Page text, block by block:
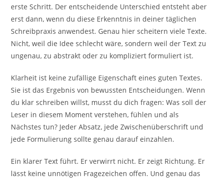
erste Schritt. Der entscheidende Unterschied entsteht aber
erst dann, wenn du diese Erkenntnis in deiner täglichen
Schreibpraxis anwendest. Genau hier scheitern viele Texte.
Nicht, weil die Idee schlecht wäre, sondern weil der Text zu
ungenau, zu abstrakt oder zu kompliziert formuliert ist.
Klarheit ist keine zufällige Eigenschaft eines guten Textes.
Sie ist das Ergebnis von bewussten Entscheidungen. Wenn
du klar schreiben willst, musst du dich fragen: Was soll der
Leser in diesem Moment verstehen, fühlen und als
Nächstes tun? Jeder Absatz, jede Zwischenüberschrift und
jede Formulierung sollte genau darauf einzahlen.
Ein klarer Text führt. Er verwirrt nicht. Er zeigt Richtung. Er
lässt keine unnötigen Fragezeichen offen. Und genau das